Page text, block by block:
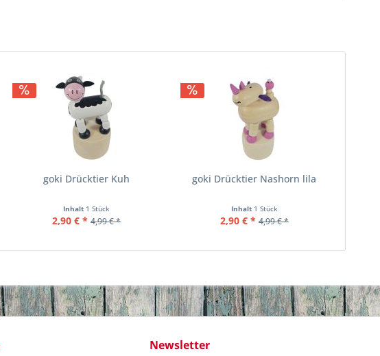
goki Drücktier Kuh
Inhalt 1 Stück
2,90 € * 4,99 € *
goki Drücktier Nashorn lila
Inhalt 1 Stück
2,90 € * 4,99 € *
Newsletter